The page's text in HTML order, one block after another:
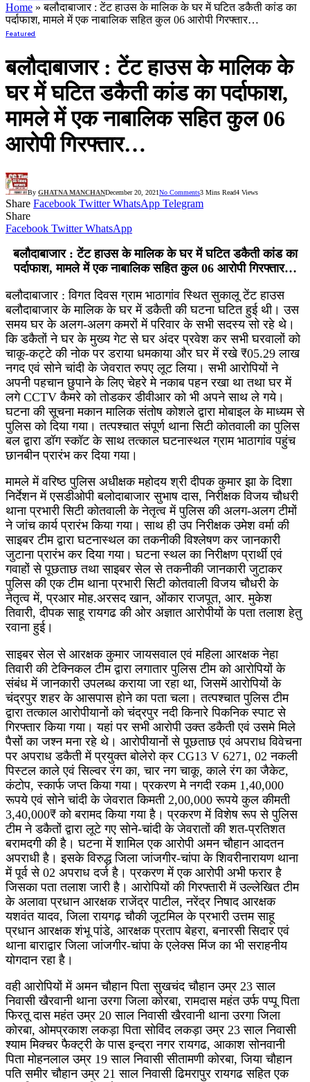
Home »बलौदाबाजार : टेंट हाउस के मालिक के घर में घटित डकैती कांड का
पर्दाफाश, मामले में एक नाबालिक सहित कुल 06 आरोपी गिरफ्तार…
Featured
बलौदाबाजार : टेंट हाउस के मालिक के
घर में घटित डकैती कांड का पर्दाफाश,
मामले में एक नाबालिक सहित कुल 06
आरोपी गिरफ्तार…
By GHATNA MANCHANDecember 20, 2021No Comments3 Mins Read4 Views
Share Facebook Twitter WhatsApp Telegram
Share
Facebook Twitter WhatsApp
बलौदाबाजार : टेंट हाउस के मालिक के घर में घटित डकैती कांड का
पर्दाफाश, मामले में एक नाबालिक सहित कुल 06 आरोपी गिरफ्तार…
बलौदाबाजार : विगत दिवस ग्राम भाठागांव स्थित सुकालू टेंट हाउस
बलौदाबाजार के मालिक के घर में डकैती की घटना घटित हुई थी। उस
समय घर के अलग-अलग कमरों में परिवार के सभी सदस्य सो रहे थे।
कि डकैतों ने घर के मुख्य गेट से घर अंदर प्रवेश कर सभी घरवालों को
चाकू-कट्टे की नोक पर डराया धमकाया और घर में रखे ₹05.29 लाख
नगद एवं सोने चांदी के जेवरात रुपए लूट लिया। सभी आरोपियों ने
अपनी पहचान छुपाने के लिए चेहरे मे नकाब पहन रखा था तथा घर में
लगे CCTV कैमरे को तोडकर डीवीआर को भी अपने साथ ले गये।
घटना की सूचना मकान मालिक संतोष कोशले द्वारा मोबाइल के माध्यम से
पुलिस को दिया गया। तत्पश्चात संपूर्ण थाना सिटी कोतवाली का पुलिस
बल द्वारा डॉग स्कॉट के साथ तत्काल घटनास्थल ग्राम भाठागांव पहुंच
छानबीन प्रारंभ कर दिया गया।
मामले में वरिष्ठ पुलिस अधीक्षक महोदय श्री दीपक कुमार झा के दिशा
निर्देशन में एसडीओपी बलोदाबाजार सुभाष दास, निरीक्षक विजय चौधरी
थाना प्रभारी सिटी कोतवाली के नेतृत्व में पुलिस की अलग-अलग टीमों
ने जांच कार्य प्रारंभ किया गया। साथ ही उप निरीक्षक उमेश वर्मा की
साइबर टीम द्वारा घटनास्थल का तकनीकी विश्लेषण कर जानकारी
जुटाना प्रारंभ कर दिया गया। घटना स्थल का निरीक्षण प्रार्थी एवं
गवाहों से पूछताछ तथा साइबर सेल से तकनीकी जानकारी जुटाकर
पुलिस की एक टीम थाना प्रभारी सिटी कोतवाली विजय चौधरी के
नेतृत्व में, प्रआर मोह.अरसद खान, ओंकार राजपूत, आर. मुकेश
तिवारी, दीपक साहू रायगढ की ओर अज्ञात आरोपीयों के पता तलाश हेतु
रवाना हुई।
साइबर सेल से आरक्षक कुमार जायसवाल एवं महिला आरक्षक नेहा
तिवारी की टेक्निकल टीम द्वारा लगातार पुलिस टीम को आरोपियों के
संबंध में जानकारी उपलब्ध कराया जा रहा था, जिसमें आरोपियों के
चंद्रपुर शहर के आसपास होने का पता चला। तत्पश्चात पुलिस टीम
द्वारा तत्काल आरोपीयानों को चंद्रपुर नदी किनारे पिकनिक स्पाट से
गिरफ्तार किया गया। यहां पर सभी आरोपी उक्त डकैती एवं उसमे मिले
पैसों का जश्न मना रहे थे। आरोपीयानों से पूछताछ एवं अपराध विवेचना
पर अपराध डकैती में प्रयुक्त बोलेरो क्र CG13 V 6271, 02 नकली
पिस्टल काले एवं सिल्वर रंग का, चार नग चाकू, काले रंग का जैकेट,
कंटोप, स्कार्फ जप्त किया गया। प्रकरण मे नगदी रकम 1,40,000
रूपये एवं सोने चांदी के जेवरात किमती 2,00,000 रूपये कुल कीमती
3,40,000₹ को बरामद किया गया है। प्रकरण में विशेष रूप से पुलिस
टीम ने डकैतों द्वारा लूटे गए सोने-चांदी के जेवरातों की शत-प्रतिशत
बरामदगी की है। घटना में शामिल एक आरोपी अमन चौहान आदतन
अपराधी है। इसके विरुद्ध जिला जांजगीर-चांपा के शिवरीनारायण थाना
में पूर्व से 02 अपराध दर्ज है। प्रकरण में एक आरोपी अभी फरार है
जिसका पता तलाश जारी है। आरोपियों की गिरफ्तारी में उल्लेखित टीम
के अलावा प्रधान आरक्षक राजेंद्र पाटील, नरेंद्र निषाद आरक्षक
यशवंत यादव, जिला रायगढ़ चौकी जूटमिल के प्रभारी उत्तम साहू
प्रधान आरक्षक शंभू पांडे, आरक्षक प्रताप बेहरा, बनारसी सिदार एवं
थाना बाराद्वार जिला जांजगीर-चांपा के एलेक्स मिंज का भी सराहनीय
योगदान रहा है।
वही आरोपियों में अमन चौहान पिता सुखचंद चौहान उम्र 23 साल
निवासी खैरवानी थाना उरगा जिला कोरबा, रामदास महंत उर्फ पप्पू पिता
फिरतू दास महंत उम्र 20 साल निवासी खैरवानी थाना उरगा जिला
कोरबा, ओमप्रकाश लकड़ा पिता सोविंद लकड़ा उम्र 23 साल निवासी
श्याम मिक्चर फैक्ट्री के पास इन्द्रा नगर रायगढ, आकाश सोनवानी
पिता मोहनलाल उम्र 19 साल निवासी सीतामणी कोरबा, जिया चौहान
पति समीर चौहान उम्र 21 साल निवासी ढिमरापुर रायगढ सहित एक